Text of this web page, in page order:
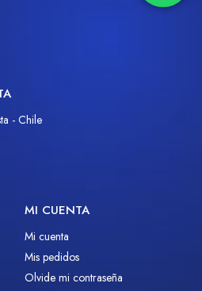
- Chile
MI CUENTA
Mi cuenta
Mis pedidos
Olvide mi contraseña